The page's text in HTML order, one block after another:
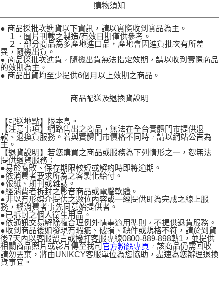
購物須知
● 商品採批次進貨以下資訊，請以實際收到實品為主。
１．圖片刊載之製造/有效日期僅供參考。
２．部分商品為多產地進口品，產地會因進貨批次有所差
異，隨機出貨。
● 商品採批次進貨，隨機出貨無法指定效期，請以收到實際商品
的效期為主。
● 商品出貨均至少提供6個月以上效期之商品。
商品配送及退換貨說明
【配送地點】限本島。
【注意事項】網路售出之商品，無法在全台實體門市提供退
款、退換貨服務。若與實體門市價格不同時，請以網站公告為
主。
【退貨說明】若您購買之商品或服務為下列情形之一，恕無法
提供退貨服務：
●易於腐敗、保存期限較短或解約時即將逾期。
●依消費者要求所為之客製化給付。
●報紙、期刊或雜誌。
●經消費者拆封之影音商品或電腦軟體。
●非以有形媒介提供之數位內容或一經提供即為完成之線上服
務，經消費者事先同意始提供者。
●已拆封之個人衛生用品。
●依通訊交易解除權合理例外情事適用準則，不提供退貨服務。
●收到商品後如發現有瑕疵、破損、缺件或規格不符，請於到貨
後7天內以客服留言或撥打客服專線0800-889-898轉1，並提供
相關商品照片或影片傳至我司 官方粉絲專頁 ，該商品仍需回收
請勿丟棄，將由UNIKCY客服單位為您協助，盡速為您辦理退換
貨事宜。